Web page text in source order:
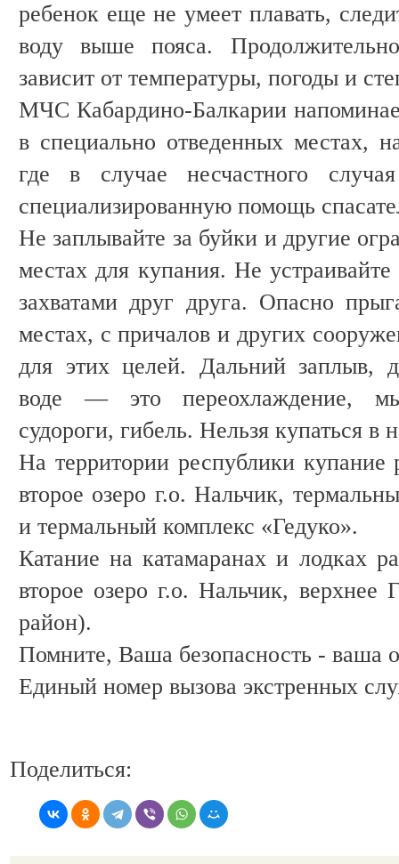
ребенок еще не умеет плавать,
воду выше пояса.
зависит от температуры, погоды и
МЧС Кабардино-Балкарии
в специально отведенных местах,
где в случае несчастного
специализированную помощь
Не заплывайте за буйки и другие
местах для купания. Не
захватами друг друга. Опасно
местах, с причалов и других
для этих целей. Дальний заплыв,
воде — это переохлаждение,
судороги, гибель. Нельзя купаться в
На территории республики купание
второе озеро г.о. Нальчик,
и термальный комплекс «Гедуко».
Катание на катамаранах и лодках
второе озеро г.о. Нальчик, верхнее
район).
Помните, Ваша безопасность - ваша
Единый номер вызова экстренных
Поделиться: